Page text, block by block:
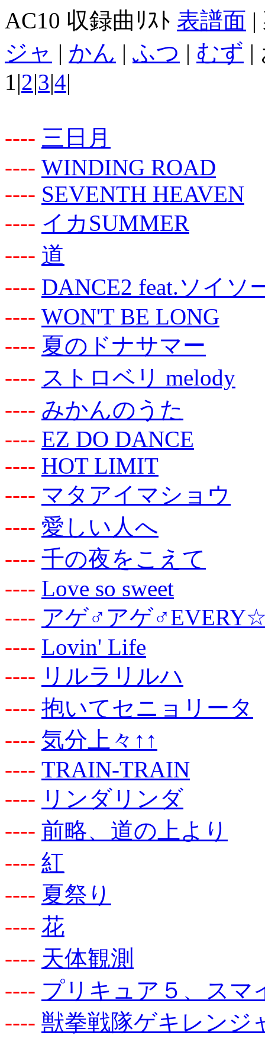
AC10 収録曲ﾘｽﾄ 表譜面 |
ジャ | かん | ふつ | むず |
1|2|3|4|
---- 三日月
---- WINDING ROAD
---- SEVENTH HEAVEN
---- イカSUMMER
---- 道
---- DANCE2 feat.ソイソ
---- WON'T BE LONG
---- 夏のドナサマー
---- ストロベリ melody
---- みかんのうた
---- EZ DO DANCE
---- HOT LIMIT
---- マタアイマショウ
---- 愛しい人へ
---- 千の夜をこえて
---- Love so sweet
---- アゲ♂アゲ
---- Lovin' Life
---- リルラリルハ
---- 抱いてセニョリータ
---- 気分上々↑↑
---- TRAIN-TRAIN
---- リンダリンダ
---- 前略、道の上より
---- 紅
---- 夏祭り
---- 花
---- 天体観測
---- プリキュア５、スマ
---- 獣拳戦隊ゲキレンジ